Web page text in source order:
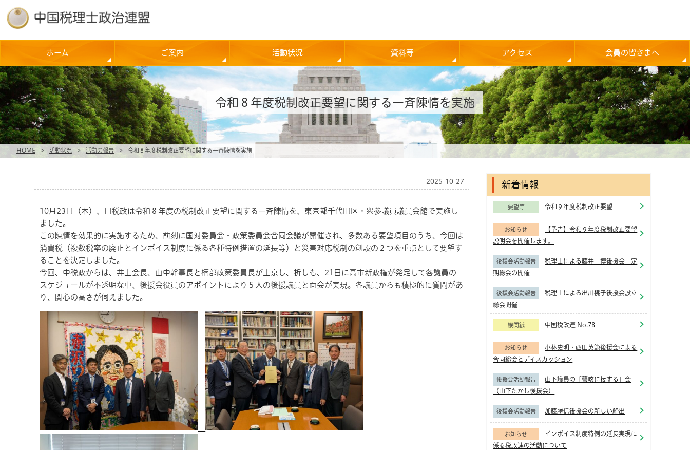
ホーム ご案内 活動状況 資料等 アクセス 会員の皆さまへ
HOME > 活動状況 > 活動の報告 > 令和８年度税制改正要望に関する一斉陳情を実施
令和８年度税制改正要望に関する一斉陳情を実施
2025-10-27
10月23日（木）、日税政は令和８年度の税制改正要望に関する一斉陳情を、東京都千代田区・衆参議員議員会館で実施し
ました。
この陳情を効果的に実施するため、前刻に国対委員会・政策委員会合同会議が開催され、多数ある要望項目のうち、今回は
消費税（複数税率の廃止とインボイス制度に係る各種特例措置の延長等）と災害対応税制の創設の２つを重点として要望す
ることを決定しました。
今回、中税政からは、井上会長、山中幹事長と楠部政策委員長が上京し、折しも、21日に高市新政権が発足して各議員の
スケジュールが不透明な中、後援会役員のアポイントにより５人の後援議員と面会が実現。各議員からも積極的に質問があ
り、関心の高さが伺えました。
新着情報
要望等 令和９年度税制改正要望
お知らせ
【予告】令和９年度税制改正要望
説明会を開催します。
後援会活動報告
税理士による藤井一博後援会 定
期総会の開催
後援会活動報告
税理士による出川桃子後援会設立
総会開催
機関紙 中国税政連 No.78
お知らせ
小林史明・西田英範後援会による
合同総会とディスカッション
後援会活動報告
山下議員の「謦咳に接する」会
（山下たかし後援会）
後援会活動報告 加藤勝信後援会の新しい船出
お知らせ
インボイス制度特例の延長実現に
係る税政連の活動について